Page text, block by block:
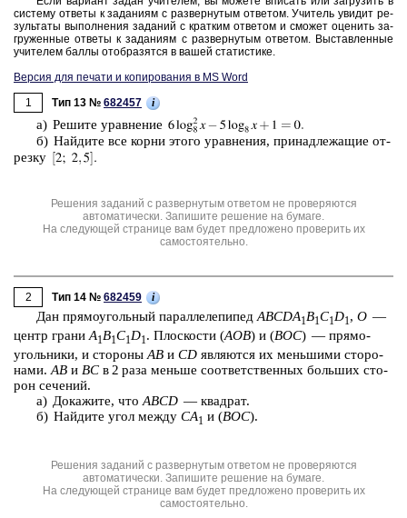
си­сте­му от­ве­ты к за­да­ни­ям с раз­вер­ну­тым от­ве­том. Учи­тель уви­дит ре­
зуль­та­ты вы­пол­не­ния за­да­ний с крат­ким от­ве­том и смо­жет оце­нить за­
гру­жен­ные от­ве­ты к за­да­ни­ям с раз­вер­ну­тым от­ве­том. Вы­став­лен­ные
учи­те­лем баллы отоб­ра­зят­ся в вашей ста­ти­сти­ке.
Версия для печати и копирования в MS Word
1
Тип 13 № 682457 i
а) Ре­ши­те урав­не­ние
б) Най­ди­те все корни этого урав­не­ния, при­над­ле­жа­щие от­
рез­ку
Решения заданий с развернутым ответом не проверяются
автоматически. Запишите решение на бумаге.
На следующей странице вам будет предложено проверить их
самостоятельно.
2 Тип 14 № 682459 i
Дан пря­мо­уголь­ный па­рал­ле­ле­пи­пед ABCDA1 B1C1 D1 , O —
центр грани A1 B1C1 D1 . Плос­ко­сти (AOB) и (BOC) — пря­мо­
уголь­ни­ки, и сто­ро­ны AB и CD яв­ля­ют­ся их мень­ши­ми сто­ро­
на­ми. AB и BC в 2 раза мень­ше со­от­вет­ствен­ных боль­ших сто­
рон се­че­ний.
а) До­ка­жи­те, что ABCD — квад­рат.
б) Най­ди­те угол между CA1 и (BOC).
Решения заданий с развернутым ответом не проверяются
автоматически. Запишите решение на бумаге.
На следующей странице вам будет предложено проверить их
самостоятельно.